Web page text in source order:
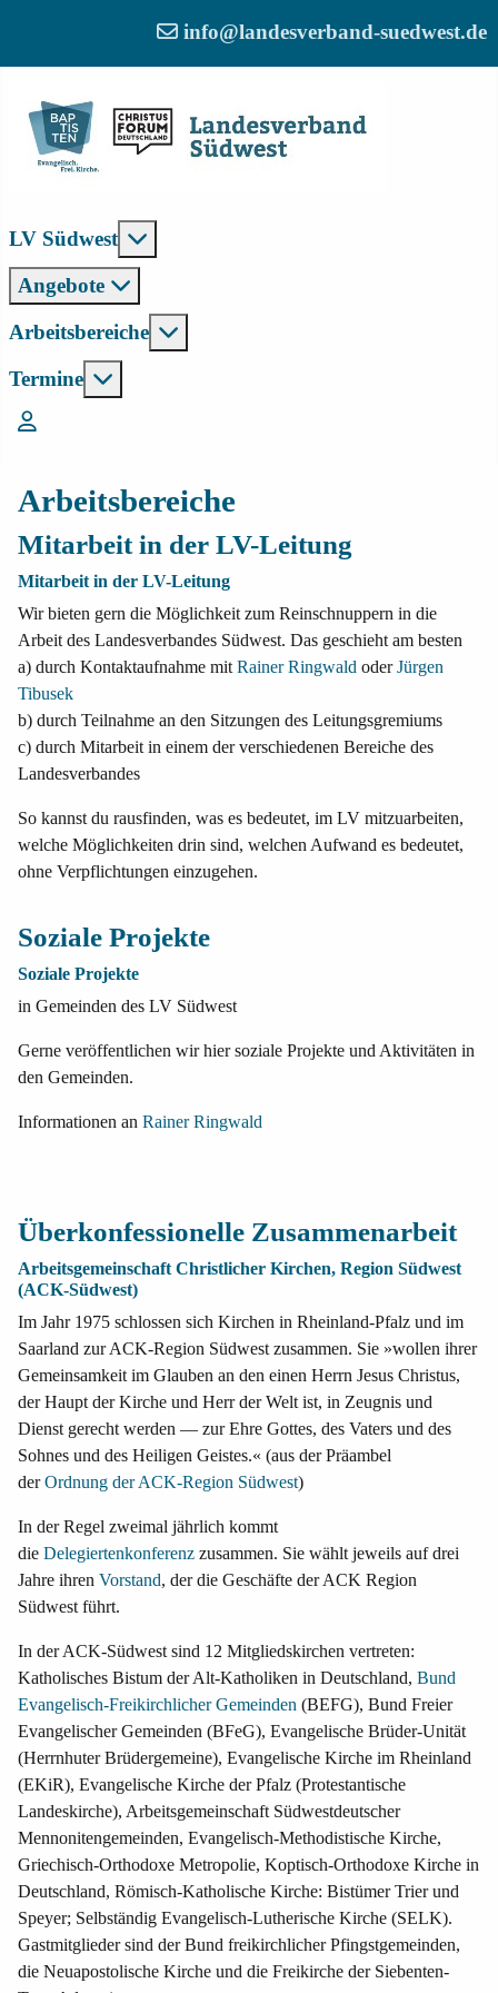
info@landesverband-suedwest.de
LV Südwest
Angebote
Arbeitsbereiche
Termine
Arbeitsbereiche
Mitarbeit in der LV-Leitung
Mitarbeit in der LV-Leitung
Wir bieten gern die Möglichkeit zum Reinschnuppern in die
Arbeit des Landesverbandes Südwest. Das geschieht am besten
a) durch Kontaktaufnahme mit Rainer Ringwald oderJürgen
Tibusek
b) durch Teilnahme an den Sitzungen des Leitungsgremiums
c) durch Mitarbeit in einem der verschiedenen Bereiche des
Landesverbandes
So kannst du rausfinden, was es bedeutet, im LV mitzuarbeiten,
welche Möglichkeiten drin sind, welchen Aufwand es bedeutet,
ohne Verpflichtungen einzugehen.
Soziale Projekte
Soziale Projekte
in Gemeinden des LV Südwest
Gerne veröffentlichen wir hier soziale Projekte und Aktivitäten in
den Gemeinden.
Informationen an Rainer Ringwald
Überkonfessionelle Zusammenarbeit
Arbeitsgemeinschaft Christlicher Kirchen, Region Südwest
(ACK-Südwest)
Im Jahr 1975 schlossen sich Kirchen in Rheinland-Pfalz und im
Saarland zur ACK-Region Südwest zusammen. Sie »wollen ihrer
Gemeinsamkeit im Glauben an den einen Herrn Jesus Christus,
der Haupt der Kirche und Herr der Welt ist, in Zeugnis und
Dienst gerecht werden — zur Ehre Gottes, des Vaters und des
Sohnes und des Heiligen Geistes.« (aus der Präambel
derOrdnung der ACK-Region Südwest)
In der Regel zweimal jährlich kommt
die Delegiertenkonferenz zusammen. Sie wählt jeweils auf drei
Jahre ihren Vorstand, der die Geschäfte der ACK Region
Südwest führt.
In der ACK-Südwest sind 12 Mitgliedskirchen vertreten:
Katholisches Bistum der Alt-Katholiken in Deutschland, Bund
Evangelisch-Freikirchlicher Gemeinden (BEFG), Bund Freier
Evangelischer Gemeinden (BFeG), Evangelische Brüder-Unität
(Herrnhuter Brüdergemeine), Evangelische Kirche im Rheinland
(EKiR), Evangelische Kirche der Pfalz (Protestantische
Landeskirche), Arbeitsgemeinschaft Südwestdeutscher
Mennonitengemeinden, Evangelisch-Methodistische Kirche,
Griechisch-Orthodoxe Metropolie, Koptisch-Orthodoxe Kirche in
Deutschland, Römisch-Katholische Kirche: Bistümer Trier und
Speyer; Selbständig Evangelisch-Lutherische Kirche (SELK).
Gastmitglieder sind der Bund freikirchlicher Pfingstgemeinden,
die Neuapostolische Kirche und die Freikirche der Siebenten-